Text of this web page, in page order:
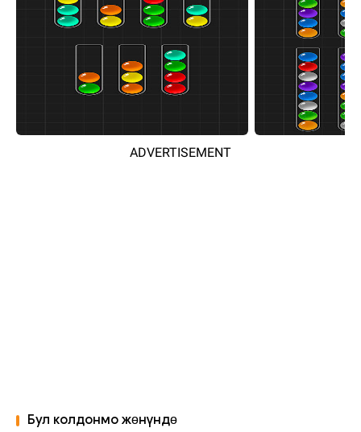
ADVERTISEMENT
Бул колдонмо жөнүндө